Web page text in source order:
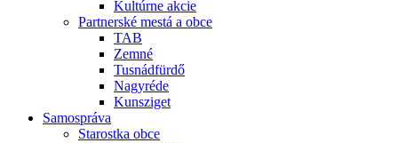
Kultúrne akcie
Partnerské mestá a obce
TAB
Zemné
Tusnádfürdő
Nagyréde
Kunsziget
Samospráva
Starostka obce